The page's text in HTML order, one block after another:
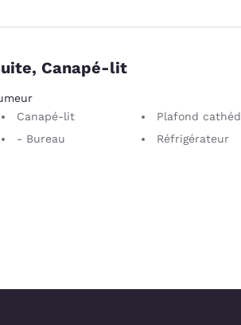
Canapé-lit
Canapé-lit
Plafond cathédrale
- Bureau
Réfrigérateur